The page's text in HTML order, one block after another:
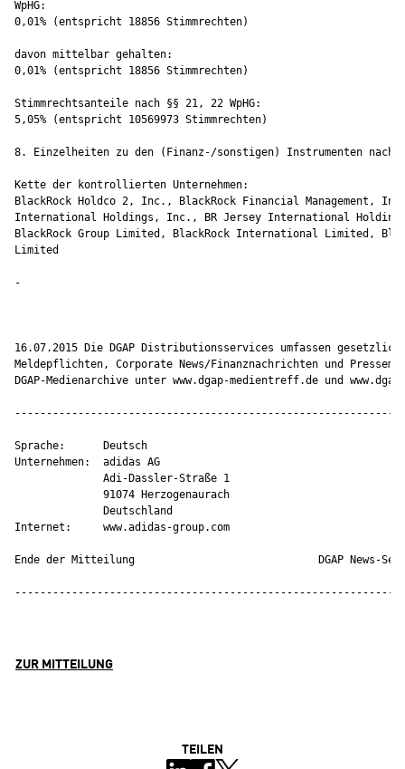
WpHG:
0,01% (entspricht 18856 Stimmrechten)
davon mittelbar gehalten:
0,01% (entspricht 18856 Stimmrechten)
Stimmrechtsanteile nach §§ 21, 22 WpHG:
5,05% (entspricht 10569973 Stimmrechten)
8. Einzelheiten zu den (Finanz-/sonstigen) Instrumenten nach §
Kette der kontrollierten Unternehmen:
BlackRock Holdco 2, Inc., BlackRock Financial Management,
International Holdings, Inc., BR Jersey International
BlackRock Group Limited, BlackRock International Limited,
Limited
-
16.07.2015 Die DGAP Distributionsservices umfassen
Meldepflichten, Corporate News/Finanznachrichten und
DGAP-Medienarchive unter www.dgap-medientreff.de und
Sprache:      Deutsch
Unternehmen:  adidas AG
              Adi-Dassler-Straße 1
              91074 Herzogenaurach
              Deutschland
Internet:     www.adidas-group.com
Ende der Mitteilung                             DGAP News-
ZUR MITTEILUNG
TEILEN